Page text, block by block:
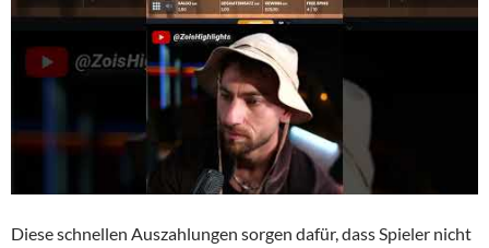
Diese schnellen Auszahlungen sorgen dafür, dass Spieler nicht